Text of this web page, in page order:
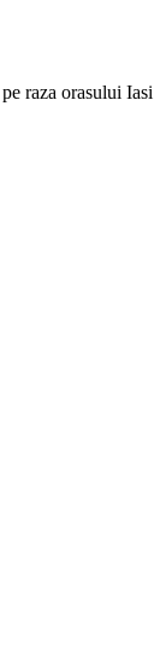
orasului Iasi ::